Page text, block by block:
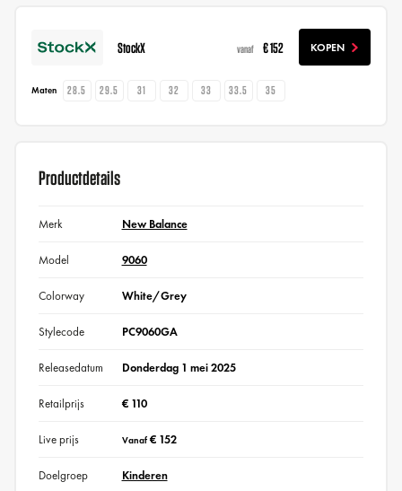
StockX vanaf € 152 KOPEN
Maten 28.5 29.5 31 32 33 33.5 35
Productdetails
Merk New Balance
Model 9060
Colorway White/Grey
Stylecode PC9060GA
Releasedatum Donderdag 1 mei 2025
Retailprijs € 110
Live prijs Vanaf€ 152
Doelgroep Kinderen